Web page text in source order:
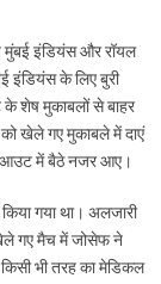
इंडियंस और रॉयल
इंडियंस के लिए बुरी
शेष मुकाबलों से बाहर
खेले गए मुकाबले में दाएं
में बैठे नजर आए।
गया था। अलजारी
गए मैच में जोसेफ ने
भी तरह का मेडिकल